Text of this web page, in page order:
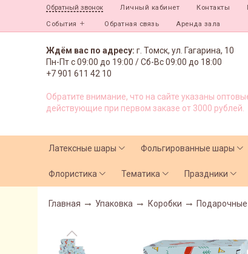
Обратный звонок Личный кабинет Контакты
События Обратная связь Аренда зала
Ждём вас по адресу: г. Томск, ул. Гагарина, 10
Пн-Пт с09:00 до 19:00 /Сб-Вс 09:00 до 18:00
+7 901 611 42 10
Обратите внимание, что на сайте указаны
действующие при первом заказе от 3000 рублей.
Латексные шары Фольгированные шары
Флористика Тематика Праздники
Главная Упаковка Коробки Подарочные